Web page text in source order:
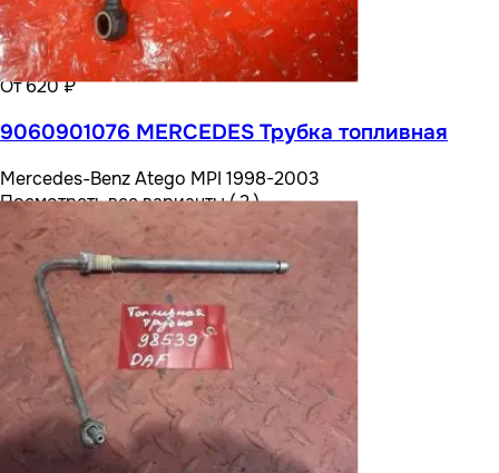
От 620 ₽
9060901076 MERCEDES Трубка топливная
Mercedes-Benz Atego MPI 1998-2003
Посмотреть все варианты ( 2 )